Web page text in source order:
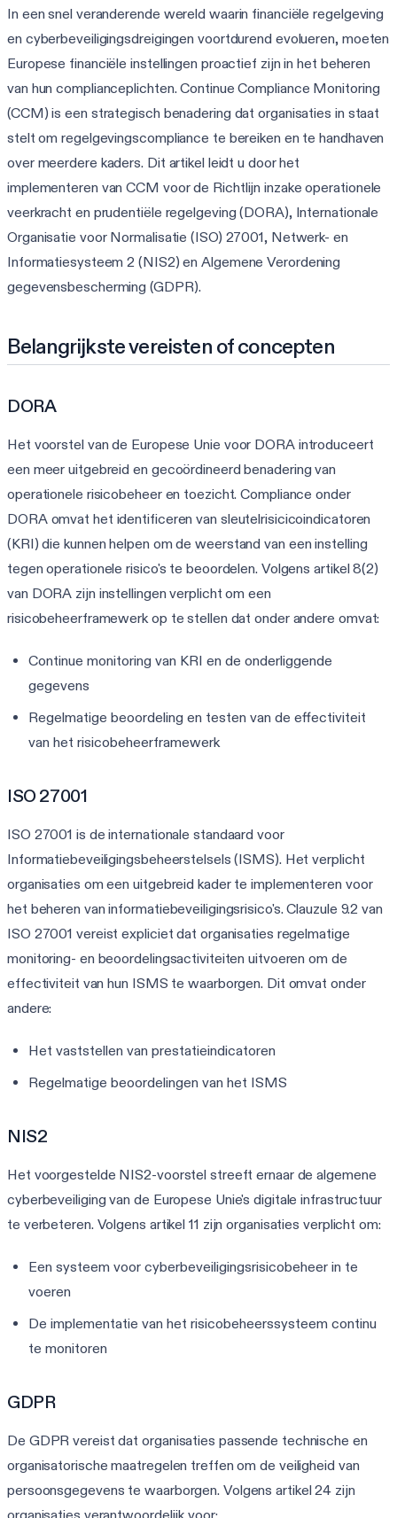
In een snel veranderende wereld waarin financiële regelgeving
en cyberbeveiligingsdreigingen voortdurend evolueren, moeten
Europese financiële instellingen proactief zijn in het beheren
van hun complianceplichten. Continue Compliance Monitoring
(CCM) is een strategisch benadering dat organisaties in staat
stelt om regelgevingscompliance te bereiken en te handhaven
over meerdere kaders. Dit artikel leidt u door het
implementeren van CCM voor de Richtlijn inzake operationele
veerkracht en prudentiële regelgeving (DORA), Internationale
Organisatie voor Normalisatie (ISO) 27001, Netwerk- en
Informatiesysteem 2 (NIS2) en Algemene Verordening
gegevensbescherming (GDPR).
Belangrijkste vereisten of concepten
DORA
Het voorstel van de Europese Unie voor DORA introduceert
een meer uitgebreid en gecoördineerd benadering van
operationele risicobeheer en toezicht. Compliance onder
DORA omvat het identificeren van sleutelrisicicoindicatoren
(KRI) die kunnen helpen om de weerstand van een instelling
tegen operationele risico's te beoordelen. Volgens artikel 8(2)
van DORA zijn instellingen verplicht om een
risicobeheerframewerk op te stellen dat onder andere omvat:
Continue monitoring van KRI en de onderliggende
gegevens
Regelmatige beoordeling en testen van de effectiviteit
van het risicobeheerframewerk
ISO 27001
ISO 27001 is de internationale standaard voor
Informatiebeveiligingsbeheerstelsels (ISMS). Het verplicht
organisaties om een uitgebreid kader te implementeren voor
het beheren van informatiebeveiligingsrisico's. Clauzule 9.2 van
ISO 27001 vereist expliciet dat organisaties regelmatige
monitoring- en beoordelingsactiviteiten uitvoeren om de
effectiviteit van hun ISMS te waarborgen. Dit omvat onder
andere:
Het vaststellen van prestatieindicatoren
Regelmatige beoordelingen van het ISMS
NIS2
Het voorgestelde NIS2-voorstel streeft ernaar de algemene
cyberbeveiliging van de Europese Unie's digitale infrastructuur
te verbeteren. Volgens artikel 11 zijn organisaties verplicht om:
Een systeem voor cyberbeveiligingsrisicobeheer in te
voeren
De implementatie van het risicobeheerssysteem continu
te monitoren
GDPR
De GDPR vereist dat organisaties passende technische en
organisatorische maatregelen treffen om de veiligheid van
persoonsgegevens te waarborgen. Volgens artikel 24 zijn